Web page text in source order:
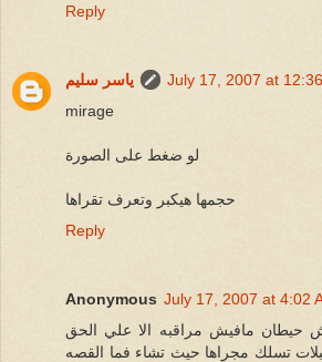
Reply
ياسر سليم
July 17, 2007 at
mirage
لو ضغط على الصورة
حجمها هيكبر وتعرف تقراها
Reply
Anonymous July 17, 2007 at 4:02
حيطان مافيش مراقبه الا علي الحق
تسلك مجراها حيث تشاء فما القصه